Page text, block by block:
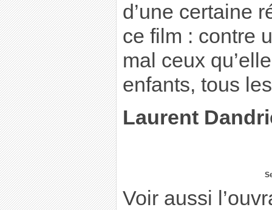
d’une certaine
ce film : contre
mal ceux
enfants, tous
Laurent
Voir aussi